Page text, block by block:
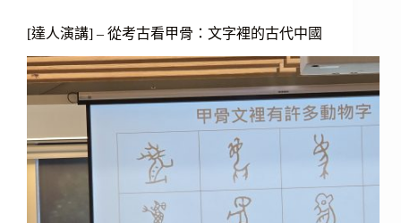
[達人演講] – 從考古看甲骨：文字裡的古代中國